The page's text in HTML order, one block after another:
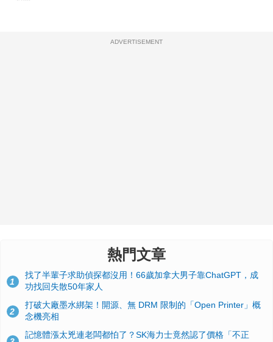
ADVERTISEMENT
熱門文章
1
找了半輩子求助偵探都沒用！66歲加拿大男子靠ChatGPT，成
功找回失散50年家人
2
打破大廠墨水綁架！開源、無 DRM 限制的「Open Printer」概
念機亮相
記憶體漲太兇連老闆都怕了？SK海力士竟然認了價格「不正